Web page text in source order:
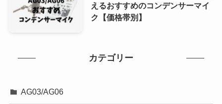
えるおすすめのコンデンサーマイ
ク【価格帯別】
カテゴリー
AG03/AG06